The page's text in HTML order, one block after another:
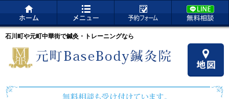
石川町や元町中華街で鍼灸・トレーニングなら